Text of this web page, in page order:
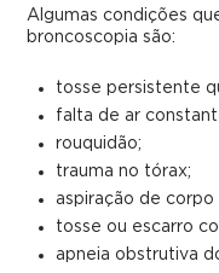
Algumas condições
broncoscopia são:
tosse persistente
falta de ar
rouquidão;
trauma no tórax;
aspiração de corpo
tosse ou escarro
apneia obstrutiva